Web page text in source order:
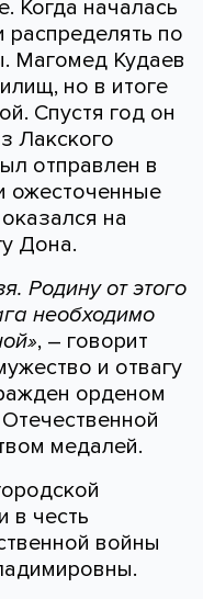
Когда началась
распределять по
Магомед Кудаев
но в итоге
Спустя год он
Лакского
отправлен в
ожесточенные
на
Дона.
Родину от этого
необходимо
, – говорит
и отвагу
орденом
медалей.
в честь
войны